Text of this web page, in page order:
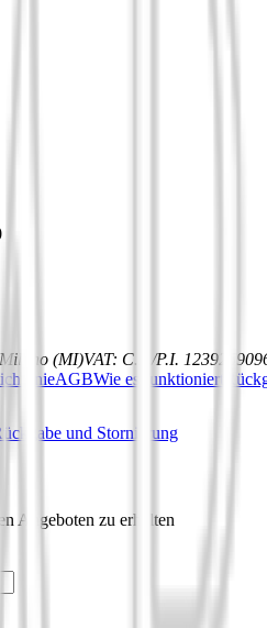
(MI)VAT: C.F./P.I.
AGBWie es funktioniert
und Stornierung
Angeboten zu erhalten